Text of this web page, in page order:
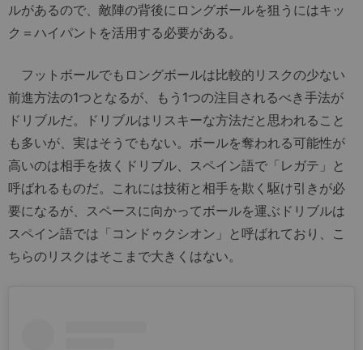
ルがあるので、敵陣の背後にロングボールを狙うにはキッ
ク＝ハイパントを活用する必要がある。
フットボールでもロングボールは比較的リスクの少ない
前進方法の1つとなるが、もう1つの注目されるべき手法が
ドリブルだ。ドリブルはリスキーな方法だと思われること
も多いが、実はそうでもない。ボールを奪われる可能性が
高いのは相手を抜くドリブル、スペイン語で「レガテ」と
呼ばれるものだ。これには技術と相手を欺く駆け引きが必
要になるが、スペースに向かってボールを運ぶドリブルは
スペイン語では「コンドゥクシオン」と呼ばれており、こ
ちらのリスクはそこまで大きくはない。